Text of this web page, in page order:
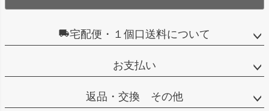
宅配便・１個口送料について
お支払い
返品・交換 その他